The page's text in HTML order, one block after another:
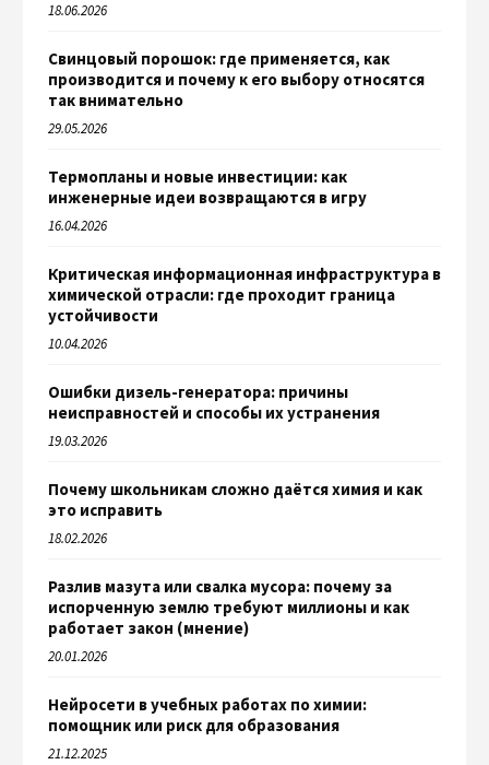
18.06.2026
Свинцовый порошок: где применяется, как
производится и почему к его выбору относятся
так внимательно
29.05.2026
Термопланы и новые инвестиции: как
инженерные идеи возвращаются в игру
16.04.2026
Критическая информационная инфраструктура в
химической отрасли: где проходит граница
устойчивости
10.04.2026
Ошибки дизель-генератора: причины
неисправностей и способы их устранения
19.03.2026
Почему школьникам сложно даётся химия и как
это исправить
18.02.2026
Разлив мазута или свалка мусора: почему за
испорченную землю требуют миллионы и как
работает закон (мнение)
20.01.2026
Нейросети в учебных работах по химии:
помощник или риск для образования
21.12.2025